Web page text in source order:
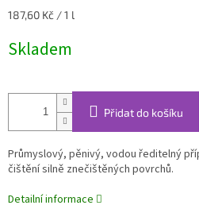
Měrná
187,60 Kč / 1 l
Skladem
Přidat do košíku
Průmyslový, pěnivý, vodou ředitelný
čištění silně znečištěných povrchů.
Detailní informace